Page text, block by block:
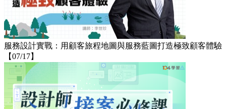
服務設計實戰：用顧客旅程地圖與服務藍圖打造極致顧客體驗
【07/17】